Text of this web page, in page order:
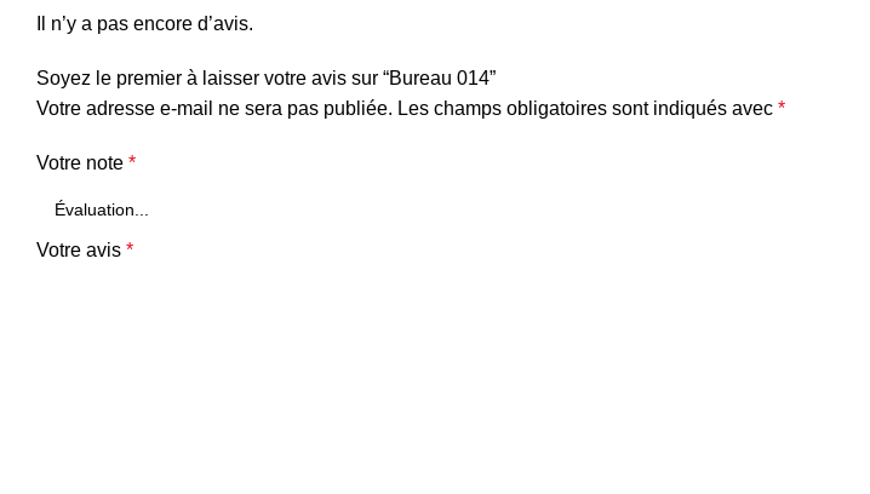
Il n’y a pas encore d’avis.
Soyez le premier à laisser votre avis sur “Bureau 014”
Votre adresse e-mail ne sera pas publiée. Les champs obligatoires sont indiqués avec *
Votre note *
Votre avis *